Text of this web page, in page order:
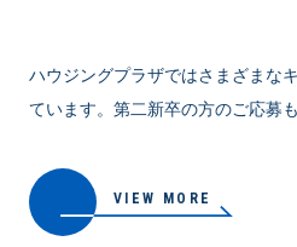
ハウジングプラザではさまざまな
ています。第二新卒の方のご応募
VIEW MORE